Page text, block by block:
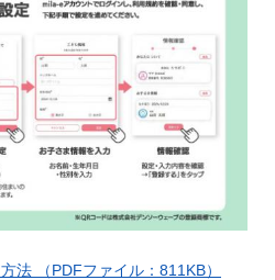
法 （PDFファイル：811KB）